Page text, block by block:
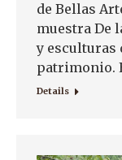
de Bellas
muestra De
y esculturas
patrimonio.
Details